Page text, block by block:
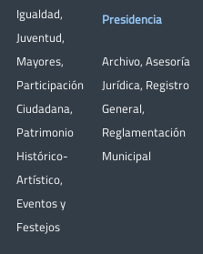
Igualdad,
Juventud,
Mayores,
Participación
Ciudadana,
Patrimonio
Histórico-
Artístico,
Eventos y
Festejos
Presidencia
Archivo, Asesoría
Jurídica, Registro
General,
Reglamentación
Municipal